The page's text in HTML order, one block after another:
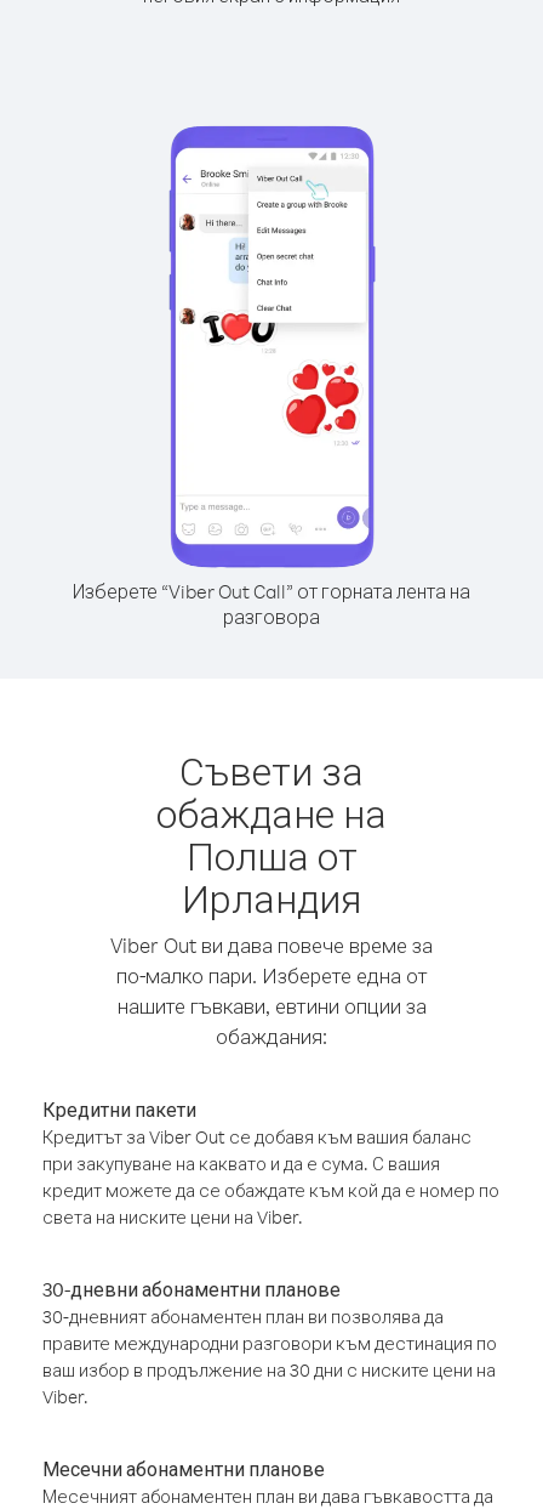
Изберете “Viber Out Call” от горната лента на
разговора
Съвети за
обаждане на
Полша от
Ирландия
Viber Out ви дава повече време за
по-малко пари. Изберете една от
нашите гъвкави, евтини опции за
обаждания:
Кредитни пакети
Кредитът за Viber Out се добавя към вашия баланс
при закупуване на каквато и да е сума. С вашия
кредит можете да се обаждате към кой да е номер по
света на ниските цени на Viber.
30-дневни абонаментни планове
30-дневният абонаментен план ви позволява да
правите международни разговори към дестинация по
ваш избор в продължение на 30 дни с ниските цени на
Viber.
Месечни абонаментни планове
Месечният абонаментен план ви дава гъвкавостта да